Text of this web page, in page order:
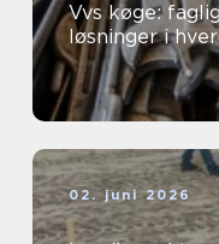
Vvs køge:
løsninger i
02. juni 2026